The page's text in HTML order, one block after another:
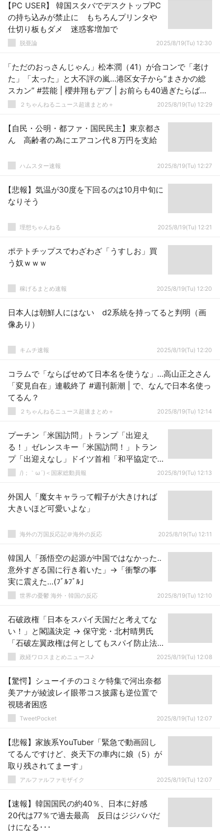
【PC USER】 韓国スタバでデスクトップPC
の持ち込みが禁止に もちろんプリンタや
仕切り板もダメ 迷惑客増加で
脱亜論 2025/8/19(Tu) 12:30
「ただのおっさんじゃん」松本潤（41）が合コンで「老け
た」「太った」と大不評の嵐…港区女子から“まさかの総
スカン” #芸能 | 櫻井翔もデブ | お前らも40過ぎたらばば
あだよw
２ちゃんねるニュース超速まとめ＋ 2025/8/19(Tu) 12:29
【自民・公明・都ファ・国民民主】東京都さ
ん 高齢者の為にエアコン代８万円を支給
ハムスター速報 2025/8/19(Tu) 12:27
【悲報】気温が30度を下回るのは10月中旬に
なりそう
理想ちゃんねる 2025/8/19(Tu) 12:21
ポテトチップスでわざわざ「うすしお」買
う奴ｗｗｗ
稼げるまとめ速報 2025/8/19(Tu) 12:20
日本人は朝鮮人にはない d2系統を持ってると判明（画
像あり）
キムチ速報 2025/8/19(Tu) 12:20
コラムで「ならばせめて日本名を使うな」…高山正之さん
「変見自在」連載終了 #週刊新潮 | で、なんで日本名使っ
てるん？
２ちゃんねるニュース超速まとめ＋ 2025/8/19(Tu) 12:14
プーチン「米国訪問」トランプ「出迎え
る！」ゼレンスキー「米国訪問！」トラン
プ「出迎えなし」ドイツ首相「和平協定で
はなく停戦！」メローニ「天を仰ぐ(動画」
/)；｀ω´)＜国家総動員報 2025/8/19(Tu) 12:13
外国人「魔女キャラって帽子が大きければ
大きいほど可愛いよな」
海外の万国反応記＠海外の反応 2025/8/19(Tu) 12:11
韓国人「孫悟空の起源が中国ではなかった‥
意外すぎる国に行き着いた」→「衝撃の事
実に震えた…(ﾌﾞﾙﾌﾞﾙ」
世界の憂鬱 海外・韓国の反応 2025/8/19(Tu) 12:10
石破政権「日本をスパイ天国だと考えてな
い！」と閣議決定 → 保守党・北村晴男氏
「石破左翼政権は何としてもスパイ防止法
を阻止する構え。こんなものに負けてはい
政経ワロスまとめニュース♪ 2025/8/19(Tu) 12:08
【驚愕】シューイチのコミケ特集で河出奈都
美アナが綾波レイ眼帯コス披露も逆位置で
視聴者困惑
TweetPocket 2025/8/19(Tu) 12:07
【悲報】家族系YouTuber「緊急で動画回し
てるんですけど、炎天下の車内に娘（5）が
取り残されてまーす」
アルファルファモザイク 2025/8/19(Tu) 12:07
【速報】韓国国民の約40％、日本に好感
20代は77％で過去最高 反日はジジババだ
けになる･･･